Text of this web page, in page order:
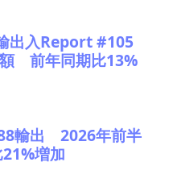
出入Report #105
前年同期比13%
輸出 2026年前半
増加